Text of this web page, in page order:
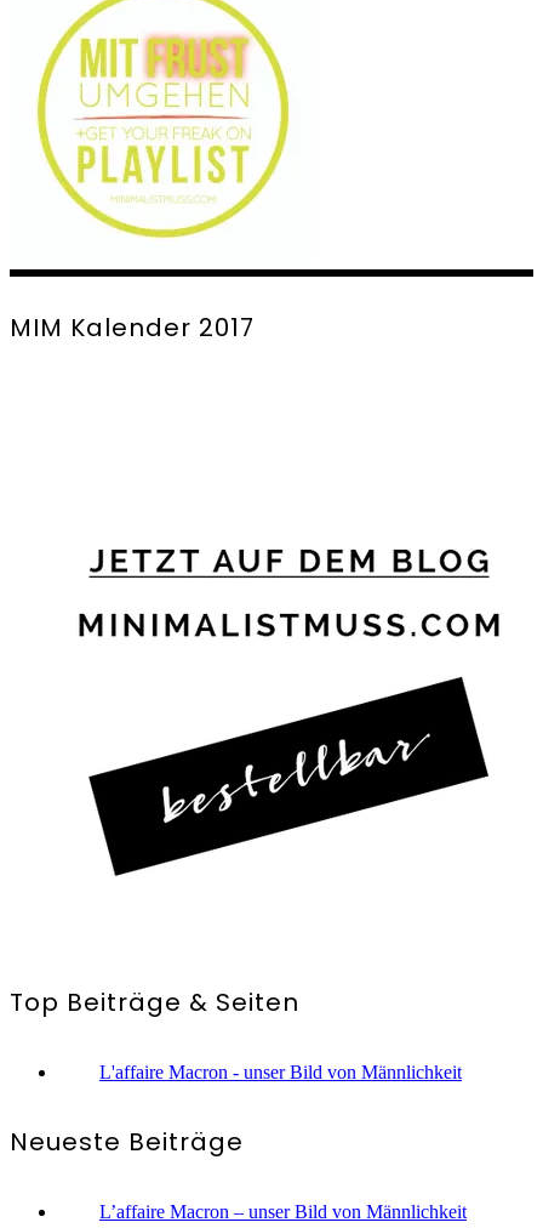
MIM Kalender 2017
Top Beiträge & Seiten
L'affaire Macron - unser Bild von Männlichkeit
Neueste Beiträge
L’affaire Macron – unser Bild von Männlichkeit